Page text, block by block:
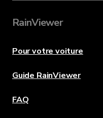
RainViewer
Pour votre voiture
Guide RainViewer
FAQ